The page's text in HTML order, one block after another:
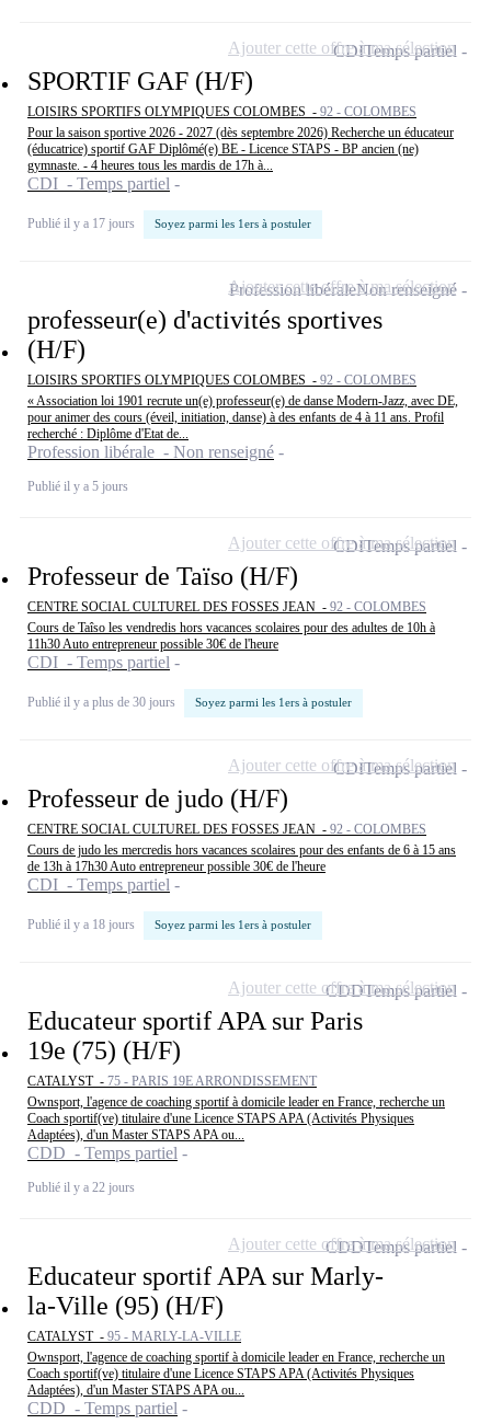
SPORTIF GAF (H/F)
LOISIRS SPORTIFS OLYMPIQUES COLOMBES - 92 - COLOMBES
Pour la saison sportive 2026 - 2027 (dès septembre 2026) Recherche un éducateur
(éducatrice) sportif GAF Diplômé(e) BE - Licence STAPS - BP ancien (ne)
gymnaste. - 4 heures tous les mardis de 17h à...
CDI - Temps partiel
Publié il y a 17 jours Soyez parmi les 1ers à postuler
CDITemps partiel
Ajouter cette offre à ma sélection
professeur(e) d'activités sportives
(H/F)
LOISIRS SPORTIFS OLYMPIQUES COLOMBES - 92 - COLOMBES
« Association loi 1901 recrute un(e) professeur(e) de danse Modern-Jazz, avec DE,
pour animer des cours (éveil, initiation, danse) à des enfants de 4 à 11 ans. Profil
recherché : Diplôme d'Etat de...
Profession libérale - Non renseigné
Publié il y a 5 jours
Profession libéraleNon renseigné
Ajouter cette offre à ma sélection
Professeur de Taïso (H/F)
CENTRE SOCIAL CULTUREL DES FOSSES JEAN - 92 - COLOMBES
Cours de Taîso les vendredis hors vacances scolaires pour des adultes de 10h à
11h30 Auto entrepreneur possible 30€ de l'heure
CDI - Temps partiel
Publié il y a plus de 30 jours Soyez parmi les 1ers à postuler
CDITemps partiel
Ajouter cette offre à ma sélection
Professeur de judo (H/F)
CENTRE SOCIAL CULTUREL DES FOSSES JEAN - 92 - COLOMBES
Cours de judo les mercredis hors vacances scolaires pour des enfants de 6 à 15 ans
de 13h à 17h30 Auto entrepreneur possible 30€ de l'heure
CDI - Temps partiel
Publié il y a 18 jours Soyez parmi les 1ers à postuler
CDITemps partiel
Ajouter cette offre à ma sélection
Educateur sportif APA sur Paris
19e (75) (H/F)
CATALYST - 75 - PARIS 19E ARRONDISSEMENT
Ownsport, l'agence de coaching sportif à domicile leader en France, recherche un
Coach sportif(ve) titulaire d'une Licence STAPS APA (Activités Physiques
Adaptées), d'un Master STAPS APA ou...
CDD - Temps partiel
Publié il y a 22 jours
CDDTemps partiel
Ajouter cette offre à ma sélection
Educateur sportif APA sur Marly-
la-Ville (95) (H/F)
CATALYST - 95 - MARLY-LA-VILLE
Ownsport, l'agence de coaching sportif à domicile leader en France, recherche un
Coach sportif(ve) titulaire d'une Licence STAPS APA (Activités Physiques
Adaptées), d'un Master STAPS APA ou...
CDD - Temps partiel
CDDTemps partiel
Ajouter cette offre à ma sélection